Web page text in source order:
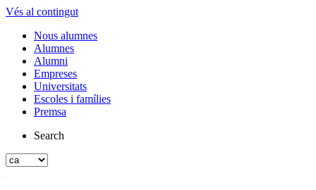
Vés al contingut
Nous alumnes
Alumnes
Alumni
Empreses
Universitats
Escoles i famílies
Premsa
Search